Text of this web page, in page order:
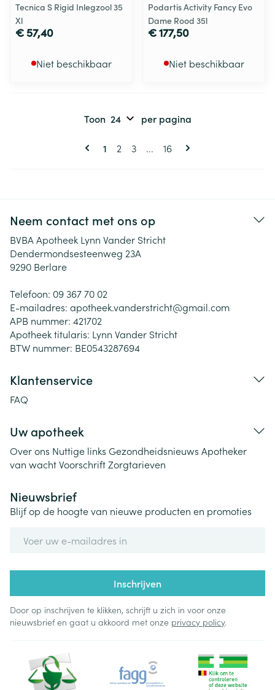
Tecnica S Rigid Inlegzool 35
Xl
€ 57,40
Niet beschikbaar
Podartis Activity Fancy Evo
Dame Rood 35l
€ 177,50
Niet beschikbaar
Pagina's
U lees momenteel pagina
1 Pagina
2 Pagina
3 ... Pagina
16
Toon per pagina
Neem contact met ons op
BVBA Apotheek Lynn Vander Stricht
Dendermondsesteenweg 23A
9290 Berlare
Telefoon: 09 367 70 02
E-mailadres: apotheek.vanderstricht@gmail.com
APB nummer: 421702
Apotheek titularis: Lynn Vander Stricht
BTW nummer: BE0543287694
Klantenservice
FAQ
Uw apotheek
Over ons Nuttige links Gezondheidsnieuws Apotheker
van wachtVoorschriftZorgtarieven
Nieuwsbrief
Blijf op de hoogte van nieuwe producten en promoties
Inschrijven
Door op inschrijven te klikken, schrijft u zich in voor onze
nieuwsbrief en gaat u akkoord met onze privacy policy.